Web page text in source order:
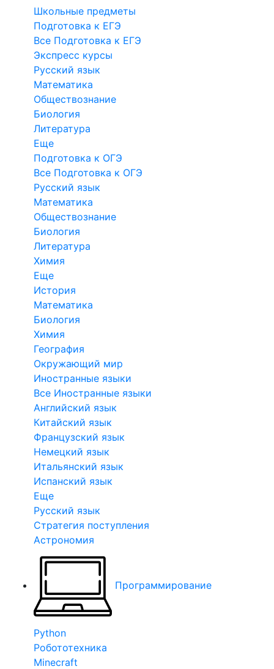
Школьные предметы
Подготовка к ЕГЭ
Все Подготовка к ЕГЭ
Экспресс курсы
Русский язык
Математика
Обществознание
Биология
Литература
Еще
Подготовка к ОГЭ
Все Подготовка к ОГЭ
Русский язык
Математика
Обществознание
Биология
Литература
Химия
Еще
История
Математика
Биология
Химия
География
Окружающий мир
Иностранные языки
Все Иностранные языки
Английский язык
Китайский язык
Французский язык
Немецкий язык
Итальянский язык
Испанский язык
Еще
Русский язык
Стратегия поступления
Астрономия
Программирование
Python
Робототехника
Minecraft